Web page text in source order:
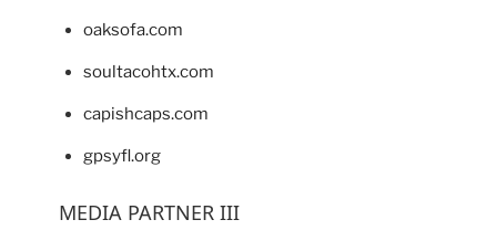
oaksofa.com
soultacohtx.com
capishcaps.com
gpsyfl.org
MEDIA PARTNER III